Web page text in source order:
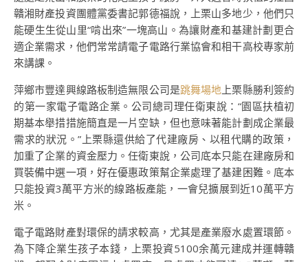
贛湘財產投資團體黨委書記郭德福說，上栗山多地少，他們只
能硬生生從山里“啃出來”一塊高山。為讓財產和基建計劃更合
適企業需求，他們常常請電子電路行業協會和相干高校專家前
來講課。
萍鄉市豐達興線路板制造無限公司是跳舞場地 上栗縣勝利簽約
的第一家電子電路企業。公司總司理任衛東說：“園區扶植初
期基本舉措措施簡直是一片空缺，但也意味著能計劃成企業最
需求的狀況。”上栗縣還供給了代建廠房、以租代購的政策，
加重了企業的資金壓力。任衛東說，公司底本只能在建廠房和
買裝備中選一項，好在優惠政策幫企業處理了基建困難。底本
只能投資3萬平方米的線路板產能，一會兒擴展到近10萬平方
米。
電子電路財產對環保的請求較高，尤其是產業廢水處置環節。
為下降企業生孩子本錢，上栗投資5100余萬元建成并運轉贛